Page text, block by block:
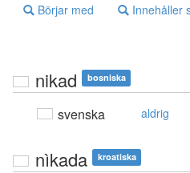
Börjar med Innehåller
nikad bosniska
svenska aldrig
nìkada kroatiska